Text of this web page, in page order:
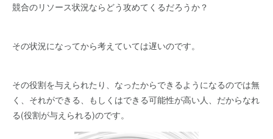
競合のリソース状況ならどう攻めてくるだろうか？
その状況になってから考えていては遅いのです。
その役割を与えられたり、なったからできるようになるのでは無
く、それができる、もしくはできる可能性が高い人、だからなれ
る(役割が与えられる)のです。